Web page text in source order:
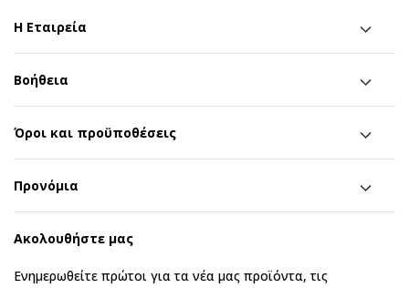
Η Εταιρεία
Βοήθεια
Όροι και προϋποθέσεις
Προνόμια
Ακολουθήστε μας
Ενημερωθείτε πρώτοι για τα νέα μας προϊόντα, τις